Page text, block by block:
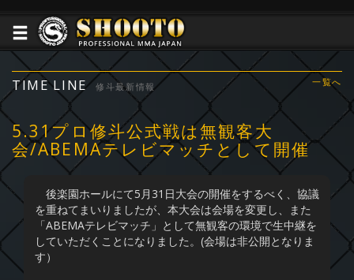
TIME LINE 修斗最新情報 一覧へ
5.31プロ修斗公式戦は無観客大
会/ABEMAテレビマッチとして開催
後楽園ホールにて5月31日大会の開催をするべく、協議
を重ねてまいりましたが、本大会は会場を変更し、また
「ABEMAテレビマッチ」として無観客の環境で生中継を
していただくことになりました。(会場は非公開となりま
す）